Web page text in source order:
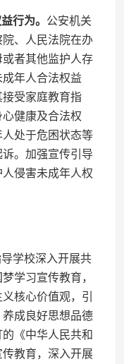
行为。 公安机关
、人民法院在办
者其他监护人存
年人合法权益
受家庭教育指
健康及合法权
处于危困状态等
。加强宣传引导
侵害未成年人权
学校深入开展共
学习宣传教育，
核心价值观，引
成良好思想品德
《中华人民共和
教育，深入开展